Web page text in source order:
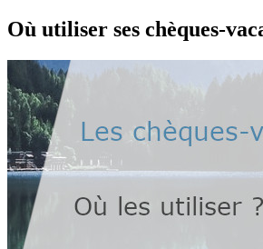
Où utiliser ses chèques-